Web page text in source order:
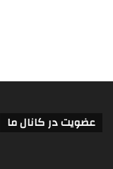
عضویت در کانال ما